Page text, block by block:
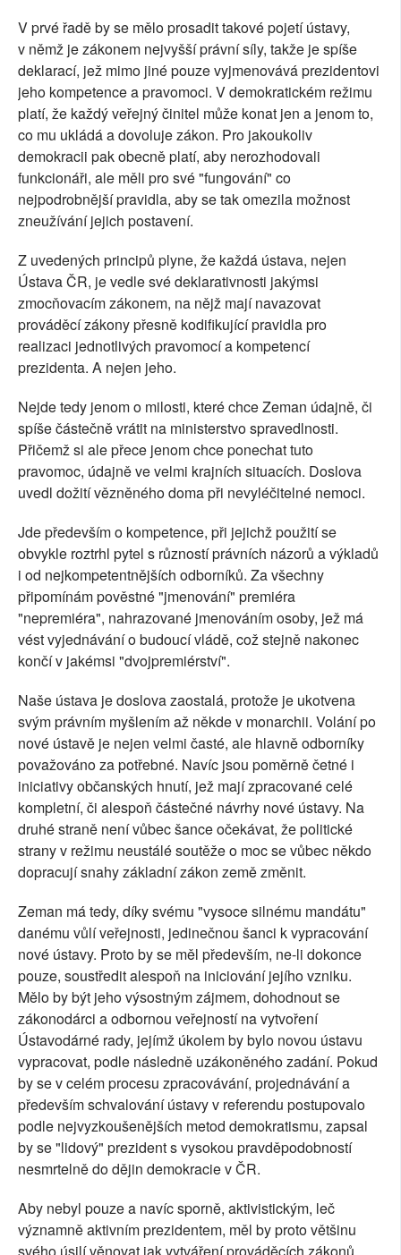
V prvé řadě by se mělo prosadit takové pojetí ústavy,
v němž je zákonem nejvyšší právní síly, takže je spíše
deklarací, jež mimo jiné pouze vyjmenovává prezidentovi
jeho kompetence a pravomoci. V demokratickém režimu
platí, že každý veřejný činitel může konat jen a jenom to,
co mu ukládá a dovoluje zákon. Pro jakoukoliv
demokracii pak obecně platí, aby nerozhodovali
funkcionáři, ale měli pro své "fungování" co
nejpodrobnější pravidla, aby se tak omezila možnost
zneužívání jejich postavení.
Z uvedených principů plyne, že každá ústava, nejen
Ústava ČR, je vedle své deklarativnosti jakýmsi
zmocňovacím zákonem, na nějž mají navazovat
prováděcí zákony přesně kodifikující pravidla pro
realizaci jednotlivých pravomocí a kompetencí
prezidenta. A nejen jeho.
Nejde tedy jenom o milosti, které chce Zeman údajně, či
spíše částečně vrátit na ministerstvo spravedlnosti.
Přičemž si ale přece jenom chce ponechat tuto
pravomoc, údajně ve velmi krajních situacích. Doslova
uvedl dožití vězněného doma při nevyléčitelné nemoci.
Jde především o kompetence, při jejichž použití se
obvykle roztrhl pytel s růzností právních názorů a výkladů
i od nejkompetentnějších odborníků. Za všechny
připomínám pověstné "jmenování" premiéra
"nepremiéra", nahrazované jmenováním osoby, jež má
vést vyjednávání o budoucí vládě, což stejně nakonec
končí v jakémsi "dvojpremiérství".
Naše ústava je doslova zaostalá, protože je ukotvena
svým právním myšlením až někde v monarchii. Volání po
nové ústavě je nejen velmi časté, ale hlavně odborníky
považováno za potřebné. Navíc jsou poměrně četné i
iniciativy občanských hnutí, jež mají zpracované celé
kompletní, či alespoň částečné návrhy nové ústavy. Na
druhé straně není vůbec šance očekávat, že politické
strany v režimu neustálé soutěže o moc se vůbec někdo
dopracují snahy základní zákon země změnit.
Zeman má tedy, díky svému "vysoce silnému mandátu"
danému vůlí veřejnosti, jedinečnou šanci k vypracování
nové ústavy. Proto by se měl především, ne-li dokonce
pouze, soustředit alespoň na iniciování jejího vzniku.
Mělo by být jeho výsostným zájmem, dohodnout se
zákonodárci a odbornou veřejností na vytvoření
Ústavodárné rady, jejímž úkolem by bylo novou ústavu
vypracovat, podle následně uzákoněného zadání. Pokud
by se v celém procesu zpracovávání, projednávání a
především schvalování ústavy v referendu postupovalo
podle nejvyzkoušenějších metod demokratismu, zapsal
by se "lidový" prezident s vysokou pravděpodobností
nesmrtelně do dějin demokracie v ČR.
Aby nebyl pouze a navíc sporně, aktivistickým, leč
významně aktivním prezidentem, měl by proto většinu